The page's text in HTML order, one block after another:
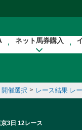
ネット馬券購入
催選択 > レース結果 レ
3日 12レース